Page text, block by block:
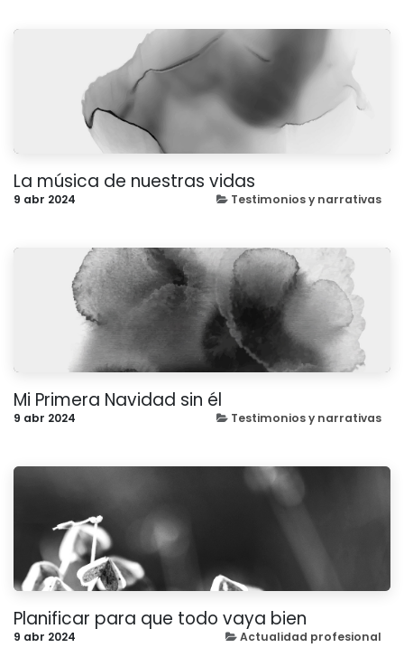
La música de nuestras vidas
9 abr 2024 Testimonios y narrativas
Mi Primera Navidad sin él
9 abr 2024 Testimonios y narrativas
Planificar para que todo vaya bien
9 abr 2024 Actualidad profesional